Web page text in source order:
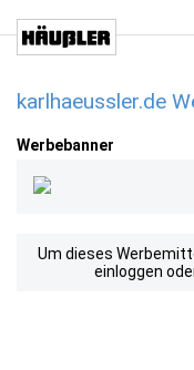
karlhaeussler.de
Werbebanner
Um dieses
einloggen